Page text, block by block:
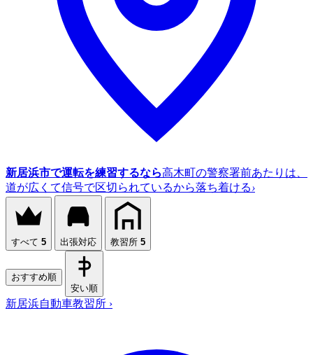
新居浜市で運転を練習するなら高木町の警察署前あたりは、
道が広くて信号で区切られているから落ち着ける›
すべて 5 出張対応 教習所 5
おすすめ順
安い順
新居浜自動車教習所 ›